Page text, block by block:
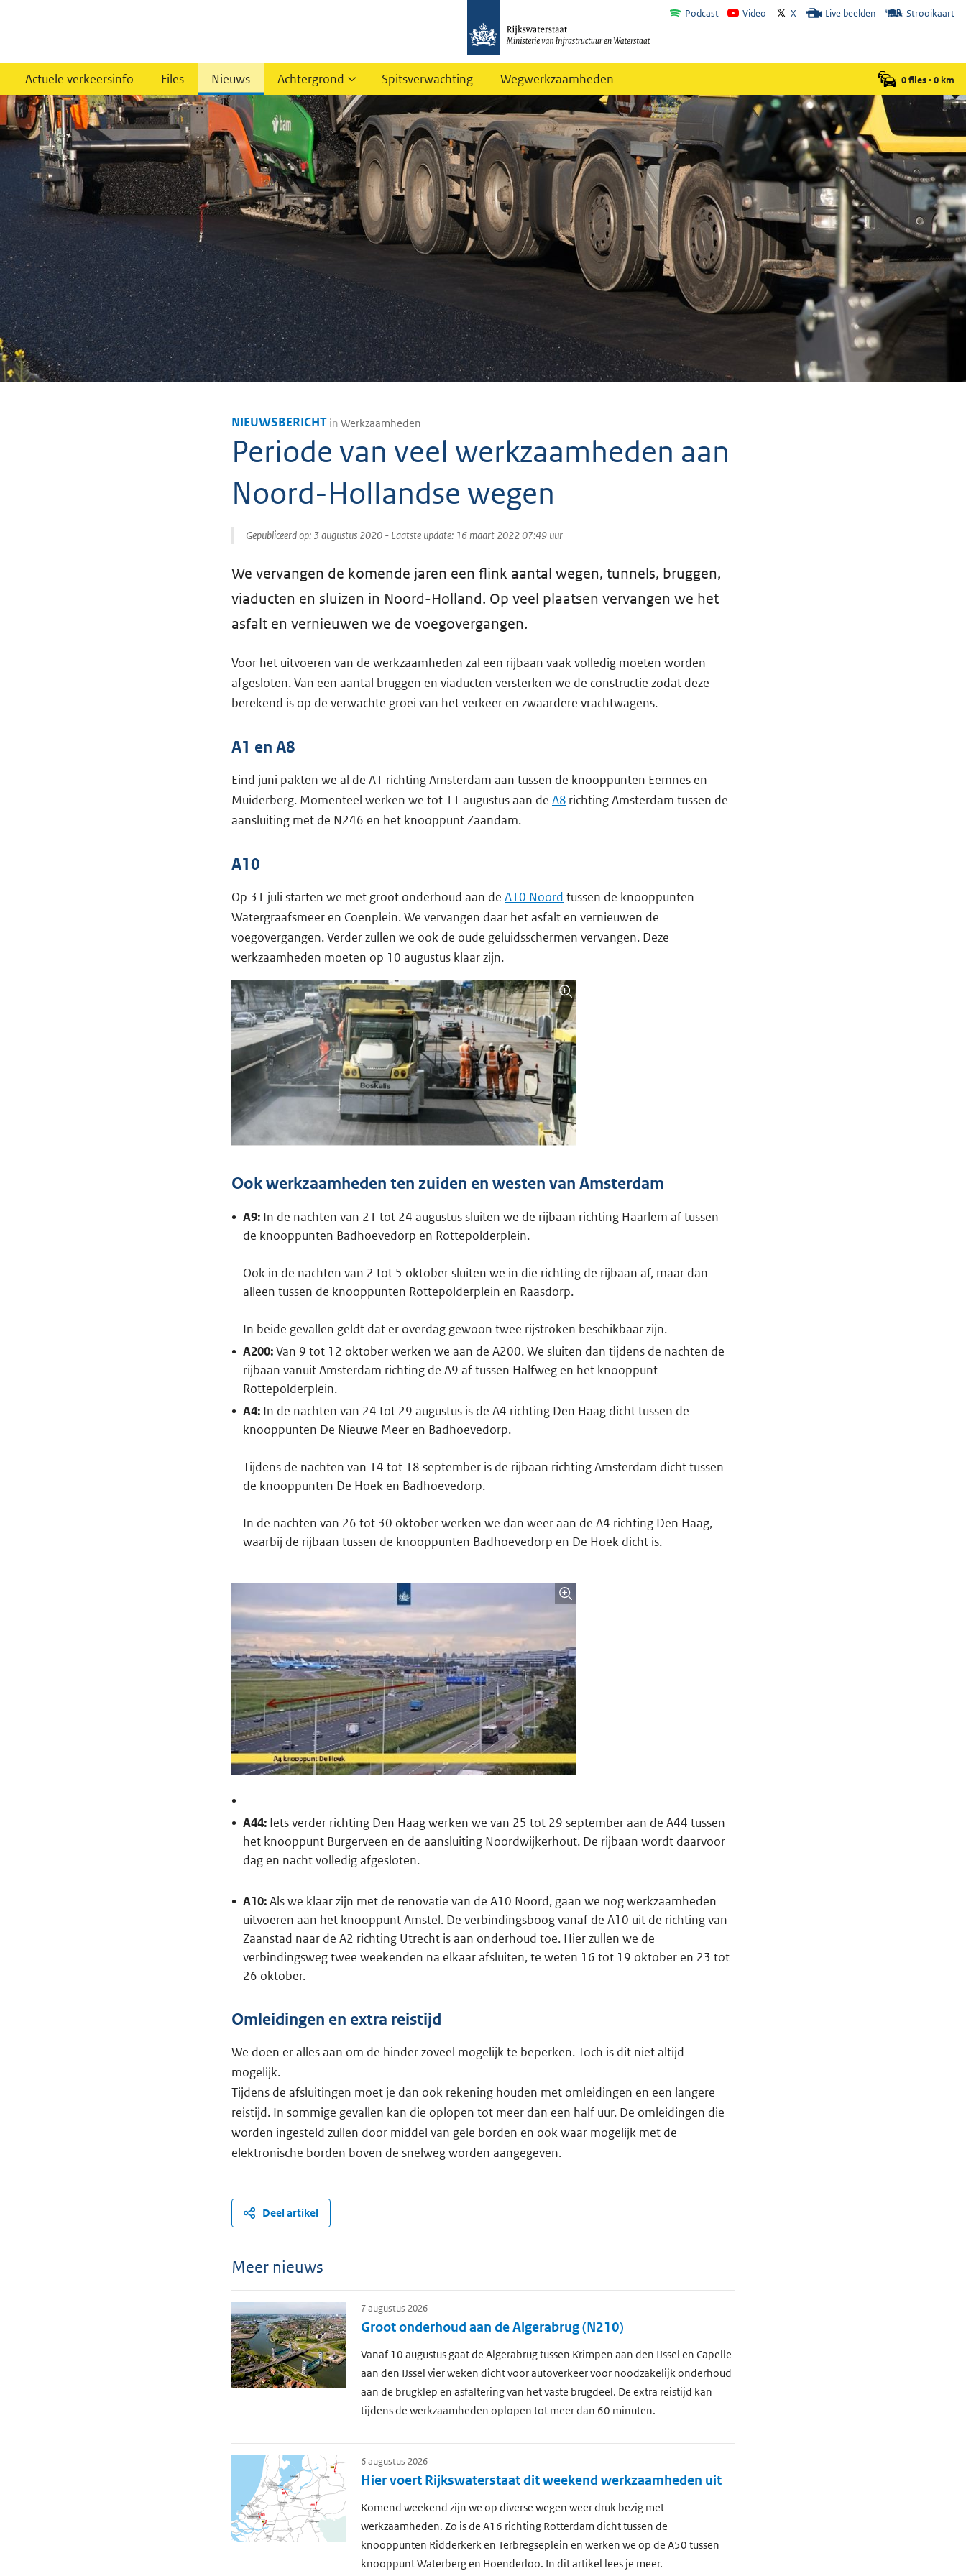
Podcast Video X Live beelden Strooikaart
Actuele verkeersinfo Files Nieuws Achtergrond Spitsverwachting Wegwerkzaamheden 0 files•0 km
NIEUWSBERICHT in Werkzaamheden
Periode van veel werkzaamheden aan
Noord-Hollandse wegen
Gepubliceerd op: 3 augustus 2020 - Laatste update: 16 maart 2022 07:49 uur
We vervangen de komende jaren een flink aantal wegen, tunnels, bruggen,
viaducten en sluizen in Noord-Holland. Op veel plaatsen vervangen we het
asfalt en vernieuwen we de voegovergangen.
Voor het uitvoeren van de werkzaamheden zal een rijbaan vaak volledig moeten worden
afgesloten. Van een aantal bruggen en viaducten versterken we de constructie zodat deze
berekend is op de verwachte groei van het verkeer en zwaardere vrachtwagens.
A1 en A8
Eind juni pakten we al de A1 richting Amsterdam aan tussen de knooppunten Eemnes en
Muiderberg. Momenteel werken we tot 11 augustus aan de A8 richting Amsterdam tussen de
aansluiting met de N246 en het knooppunt Zaandam.
A10
Op 31 juli starten we met groot onderhoud aan de A10 Noord tussen de knooppunten
Watergraafsmeer en Coenplein. We vervangen daar het asfalt en vernieuwen de
voegovergangen. Verder zullen we ook de oude geluidsschermen vervangen. Deze
werkzaamheden moeten op 10 augustus klaar zijn.
Ook werkzaamheden ten zuiden en westen van Amsterdam
A9: In de nachten van 21 tot 24 augustus sluiten we de rijbaan richting Haarlem af tussen
de knooppunten Badhoevedorp en Rottepolderplein.
Ook in de nachten van 2 tot 5 oktober sluiten we in die richting de rijbaan af, maar dan
alleen tussen de knooppunten Rottepolderplein en Raasdorp.
In beide gevallen geldt dat er overdag gewoon twee rijstroken beschikbaar zijn.
A200:Van 9 tot 12 oktober werken we aan de A200. We sluiten dan tijdens de nachten de
rijbaan vanuit Amsterdam richting de A9 af tussen Halfweg en het knooppunt
Rottepolderplein.
A4: In de nachten van 24 tot 29 augustus is de A4 richting Den Haag dicht tussen de
knooppunten De Nieuwe Meer en Badhoevedorp.
Tijdens de nachten van 14 tot 18 september is de rijbaan richting Amsterdam dicht tussen
de knooppunten De Hoek en Badhoevedorp.
In de nachten van 26 tot 30 oktober werken we dan weer aan de A4 richting Den Haag,
waarbij de rijbaan tussen de knooppunten Badhoevedorp en De Hoek dicht is.
A44: Iets verder richting Den Haag werken we van 25 tot 29 september aan de A44 tussen
het knooppunt Burgerveen en de aansluiting Noordwijkerhout. De rijbaan wordt daarvoor
dag en nacht volledig afgesloten.
A10:Als we klaar zijn met de renovatie van de A10 Noord, gaan we nog werkzaamheden
uitvoeren aan het knooppunt Amstel. De verbindingsboog vanaf de A10 uit de richting van
Zaanstad naar de A2 richting Utrecht is aan onderhoud toe. Hier zullen we de
verbindingsweg twee weekenden na elkaar afsluiten, te weten 16 tot 19 oktober en 23 tot
26 oktober.
Omleidingen en extra reistijd
We doen er alles aan om de hinder zoveel mogelijk te beperken. Toch is dit niet altijd
mogelijk.
Tijdens de afsluitingen moet je dan ook rekening houden met omleidingen en een langere
reistijd. In sommige gevallen kan die oplopen tot meer dan een half uur. De omleidingen die
worden ingesteld zullen door middel van gele borden en ook waar mogelijk met de
elektronische borden boven de snelweg worden aangegeven.
Deel artikel
Meer nieuws
Groot onderhoud aan de Algerabrug (N210)
7 augustus 2026
Vanaf 10 augustus gaat de Algerabrug tussen Krimpen aan den IJssel en Capelle
aan den IJssel vier weken dicht voor autoverkeer voor noodzakelijk onderhoud
aan de brugklep en asfaltering van het vaste brugdeel. De extra reistijd kan
tijdens de werkzaamheden oplopen tot meer dan 60 minuten.
Hier voert Rijkswaterstaat dit weekend werkzaamheden uit
6 augustus 2026
Komend weekend zijn we op diverse wegen weer druk bezig met
werkzaamheden. Zo is de A16 richting Rotterdam dicht tussen de
knooppunten Ridderkerk en Terbregseplein en werken we op de A50 tussen
knooppunt Waterberg en Hoenderloo. In dit artikel lees je meer.